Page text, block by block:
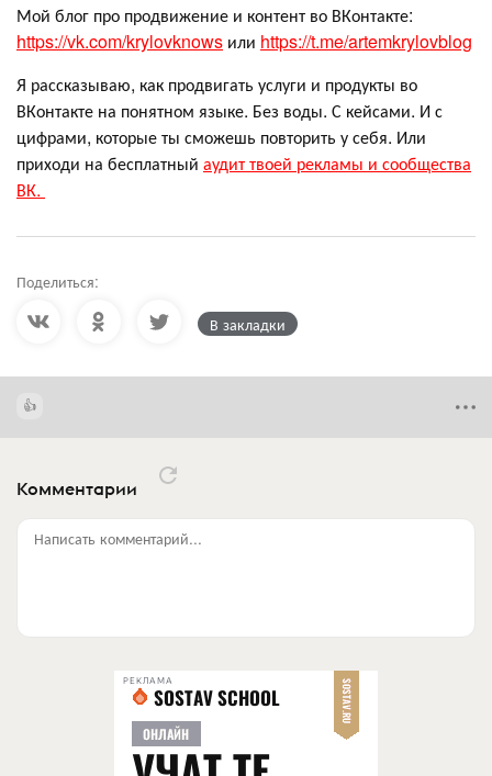
Мой блог про продвижение и контент во ВКонтакте:
https://vk.com/krylovknows или https://t.me/artemkrylovblog
Я рассказываю, как продвигать услуги и продукты во
ВКонтакте на понятном языке. Без воды. С кейсами. И с
цифрами, которые ты сможешь повторить у себя. Или
приходи на бесплатный аудит твоей рекламы и сообщества
ВК.
Поделиться:
В закладки
Комментарии
Написать комментарий...
РЕКЛАМА